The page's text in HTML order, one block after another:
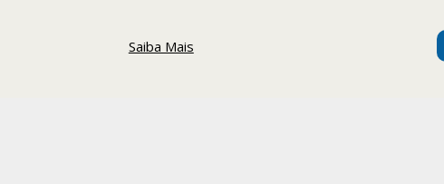
Saiba Mais